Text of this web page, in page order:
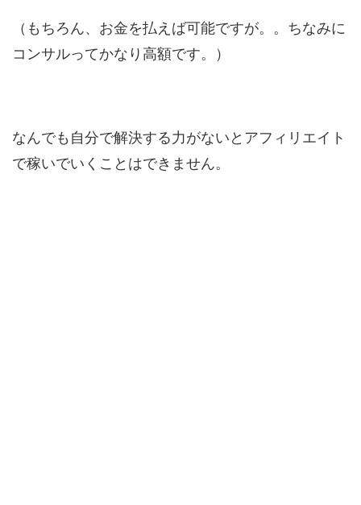
（もちろん、お金を払えば可能ですが。。ちなみに
コンサルってかなり高額です。）
なんでも自分で解決する力がないとアフィリエイト
で稼いでいくことはできません。